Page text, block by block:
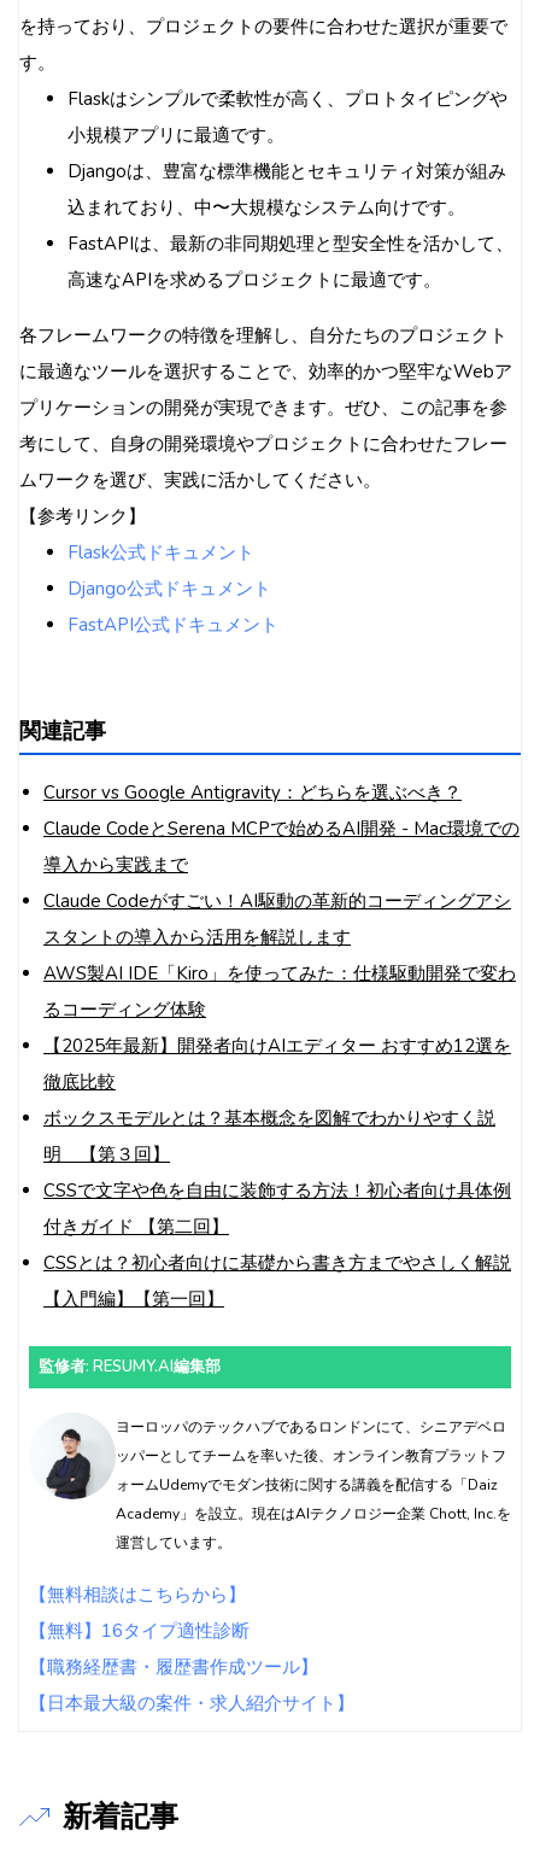
を持っており、プロジェクトの要件に合わせた選択が重要で
す。
Flaskはシンプルで柔軟性が高く、プロトタイピングや
小規模アプリに最適です。
Djangoは、豊富な標準機能とセキュリティ対策が組み
込まれており、中〜大規模なシステム向けです。
FastAPIは、最新の非同期処理と型安全性を活かして、
高速なAPIを求めるプロジェクトに最適です。
各フレームワークの特徴を理解し、自分たちのプロジェクト
に最適なツールを選択することで、効率的かつ堅牢なWebア
プリケーションの開発が実現できます。ぜひ、この記事を参
考にして、自身の開発環境やプロジェクトに合わせたフレー
ムワークを選び、実践に活かしてください。
【参考リンク】
Flask公式ドキュメント
Django公式ドキュメント
FastAPI公式ドキュメント
関連記事
Cursor vs Google Antigravity：どちらを選ぶべき？
Claude CodeとSerena MCPで始めるAI開発 - Mac環境での
導入から実践まで
Claude Codeがすごい！AI駆動の革新的コーディングアシ
スタントの導入から活用を解説します
AWS製AI IDE「Kiro」を使ってみた：仕様駆動開発で変わ
るコーディング体験
【2025年最新】開発者向けAIエディター おすすめ12選を
徹底比較
ボックスモデルとは？基本概念を図解でわかりやすく説
明 【第３回】
CSSで文字や色を自由に装飾する方法！初心者向け具体例
付きガイド 【第二回】
CSSとは？初心者向けに基礎から書き方までやさしく解説
【入門編】【第一回】
監修者: RESUMY.AI編集部
ヨーロッパのテックハブであるロンドンにて、シニアデベロ
ッパーとしてチームを率いた後、オンライン教育プラットフ
ォームUdemyでモダン技術に関する講義を配信する「Daiz
Academy」を設立。現在はAIテクノロジー企業 Chott, Inc.を
運営しています。
【無料相談はこちらから】
【無料】16タイプ適性診断
【職務経歴書・履歴書作成ツール】
【日本最大級の案件・求人紹介サイト】
新着記事